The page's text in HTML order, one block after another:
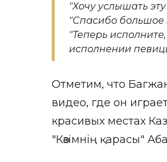
"Хочу услышать
"Спасибо большое
"Теперь
исполнении
Отметим, что
видео, где он
красивых местах
"Көзімнің қарасы"